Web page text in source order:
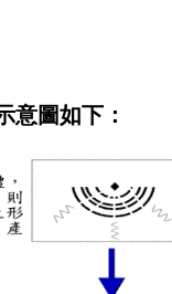
意圖如下：